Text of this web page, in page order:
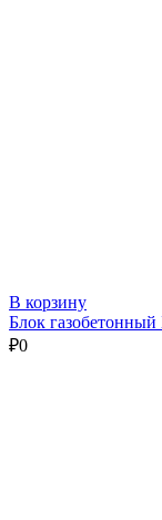
В корзину
Блок газобетонный
₽0